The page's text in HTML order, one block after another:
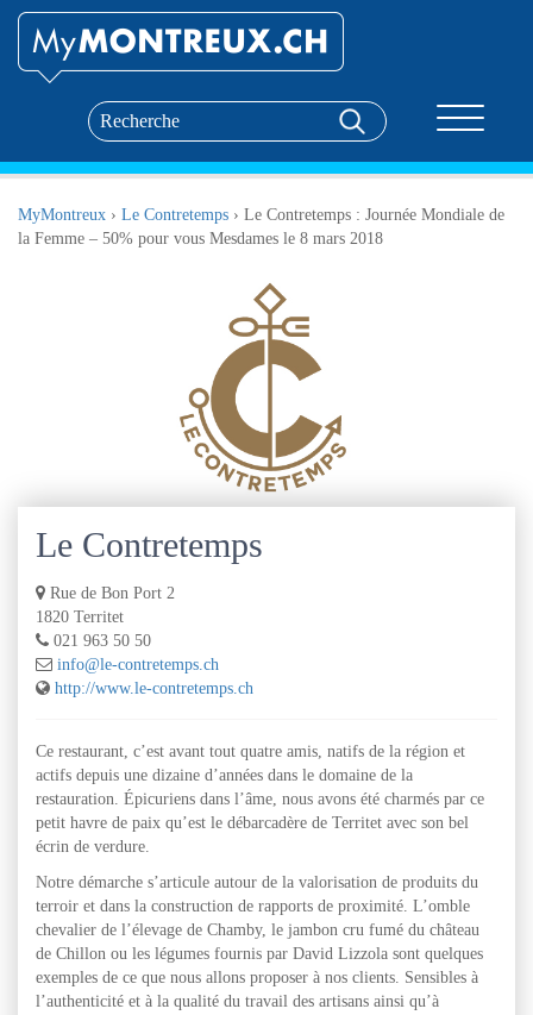
MyMontreux › Le Contretemps › Le Contretemps : Journée Mondiale de
la Femme – 50% pour vous Mesdames le 8 mars 2018
Le Contretemps
Rue de Bon Port 2
1820 Territet
021 963 50 50
info@le-contretemps.ch
http://www.le-contretemps.ch
Ce restaurant, c’est avant tout quatre amis, natifs de la région et
actifs depuis une dizaine d’années dans le domaine de la
restauration. Épicuriens dans l’âme, nous avons été charmés par ce
petit havre de paix qu’est le débarcadère de Territet avec son bel
écrin de verdure.
Notre démarche s’articule autour de la valorisation de produits du
terroir et dans la construction de rapports de proximité. L’omble
chevalier de l’élevage de Chamby, le jambon cru fumé du château
de Chillon ou les légumes fournis par David Lizzola sont quelques
exemples de ce que nous allons proposer à nos clients. Sensibles à
l’authenticité et à la qualité du travail des artisans ainsi qu’à